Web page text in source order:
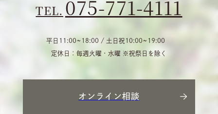
TEL. 075-771-4111
平日11:00~18:00 / 土日祝10:00~19:00
定休日：毎週火曜・水曜 ※祝祭日を除く
オンライン相談